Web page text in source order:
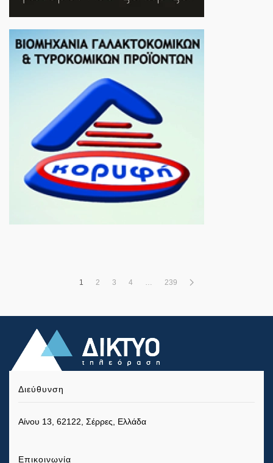
1 2 3 4 239
Διεύθυνση
Αίνου 13, 62122, Σέρρες, Ελλάδα
Επικοινωνία